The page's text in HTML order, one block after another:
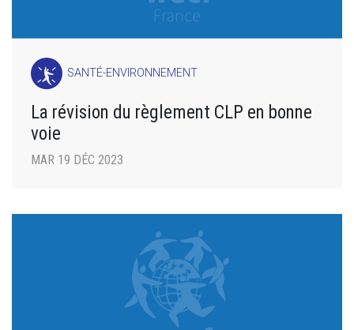
SANTÉ-ENVIRONNEMENT
La révision du règlement CLP en bonne
voie
MAR 19 DÉC 2023